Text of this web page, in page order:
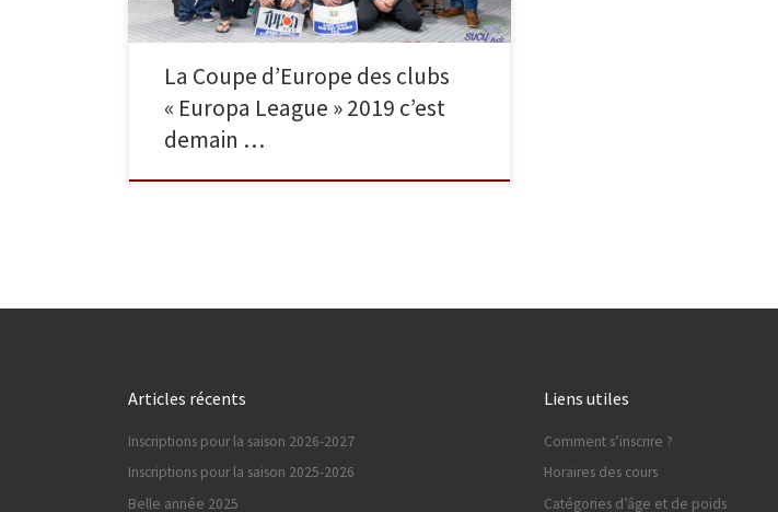
La Coupe d’Europe des clubs
« Europa League » 2019 c’est
demain …
Articles récents
Inscriptions pour la saison 2026-2027
Inscriptions pour la saison 2025-2026
Belle année 2025
Liens utiles
Comment s’inscrire ?
Horaires des cours
Catégories d’âge et de poids